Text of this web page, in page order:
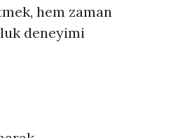
hem zaman
deneyimi